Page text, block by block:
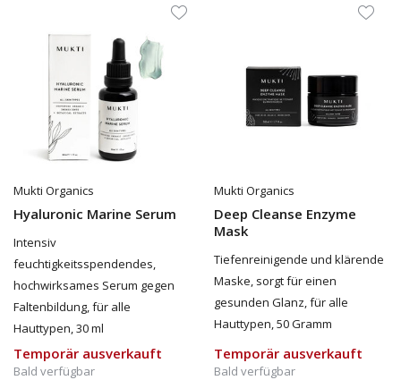
Mukti Organics
Hyaluronic Marine Serum
Intensiv
feuchtigkeitsspendendes,
hochwirksames Serum gegen
Faltenbildung, für alle
Hauttypen, 30 ml
Temporär ausverkauft
Bald verfügbar
Mukti Organics
Deep Cleanse Enzyme
Mask
Tiefenreinigende und klärende
Maske, sorgt für einen
gesunden Glanz, für alle
Hauttypen, 50 Gramm
Temporär ausverkauft
Bald verfügbar